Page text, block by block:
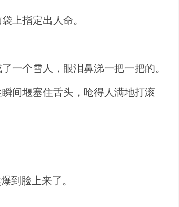
上指定出人命。
一个雪人，眼泪鼻涕一把一把的。
间堰塞住舌头，呛得人满地打滚
到脸上来了。